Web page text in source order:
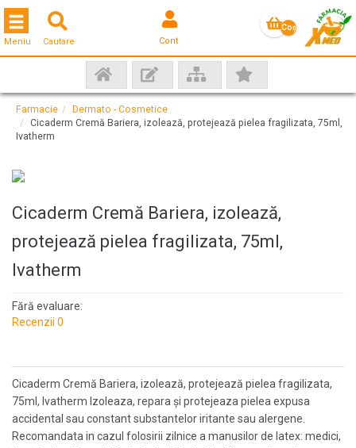
Cautare Cont
Coş
Toggle navigation
Meniu
Farmacie
Dermato - Cosmetice
Cicaderm Cremă Bariera, izolează, protejează pielea fragilizata, 75ml,
Ivatherm
Cicaderm Cremă Bariera, izolează,
protejează pielea fragilizata, 75ml,
Ivatherm
Fără evaluare:
Recenzii 0
Cicaderm Cremă Bariera, izolează, protejează pielea fragilizata,
75ml, Ivatherm Izoleaza, repara și protejeaza pielea expusa
accidental sau constant substantelor iritante sau alergene.
Recomandata in cazul folosirii zilnice a manusilor de latex: medici,